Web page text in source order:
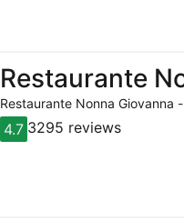
Restaurante
Restaurante Nonna Giovanna
4.7 3295 reviews